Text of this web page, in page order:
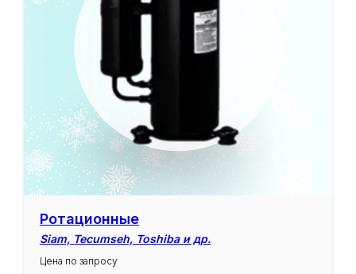
Ротационные
Siam, Tecumseh, Toshiba и др.
Цена по запросу
Оставить заявку
Maneurop
Fujitsu General
Sanyo
Tecumseh
Hitachi
Toshiba
GMCC
Highly
Matsushita
Mitsubishi
Panasonic
Samsung